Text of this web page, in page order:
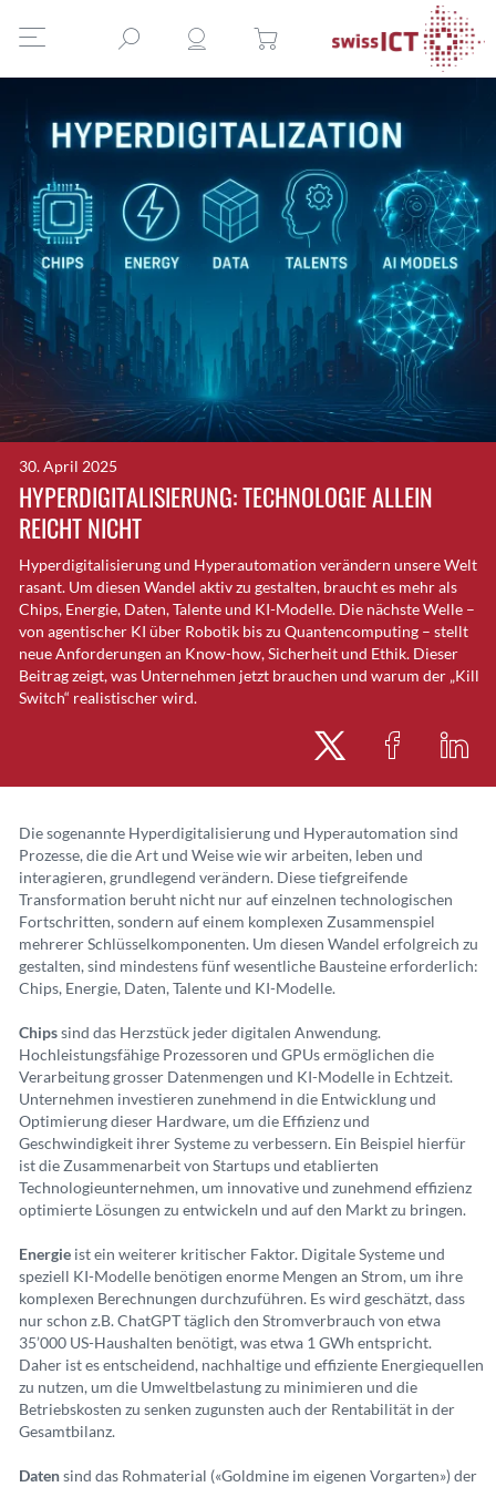
30. April 2025
HYPERDIGITALISIERUNG: TECHNOLOGIE ALLEIN
REICHT NICHT
Hyperdigitalisierung und Hyperautomation verändern unsere Welt
rasant. Um diesen Wandel aktiv zu gestalten, braucht es mehr als
Chips, Energie, Daten, Talente und KI-Modelle. Die nächste Welle –
von agentischer KI über Robotik bis zu Quantencomputing – stellt
neue Anforderungen an Know-how, Sicherheit und Ethik. Dieser
Beitrag zeigt, was Unternehmen jetzt brauchen und warum der „Kill
Switch“ realistischer wird.
Die sogenannte Hyperdigitalisierung und Hyperautomation sind
Prozesse, die die Art und Weise wie wir arbeiten, leben und
interagieren, grundlegend verändern. Diese tiefgreifende
Transformation beruht nicht nur auf einzelnen technologischen
Fortschritten, sondern auf einem komplexen Zusammenspiel
mehrerer Schlüsselkomponenten. Um diesen Wandel erfolgreich zu
gestalten, sind mindestens fünf wesentliche Bausteine erforderlich:
Chips, Energie, Daten, Talente und KI-Modelle.
Chipssind das Herzstück jeder digitalen Anwendung.
Hochleistungsfähige Prozessoren und GPUs ermöglichen die
Verarbeitung grosser Datenmengen und KI-Modelle in Echtzeit.
Unternehmen investieren zunehmend in die Entwicklung und
Optimierung dieser Hardware, um die Effizienz und
Geschwindigkeit ihrer Systeme zu verbessern. Ein Beispiel hierfür
ist die Zusammenarbeit von Startups und etablierten
Technologieunternehmen, um innovative und zunehmend effizienz
optimierte Lösungen zu entwickeln und auf den Markt zu bringen.
Energie ist ein weiterer kritischer Faktor. Digitale Systeme und
speziell KI-Modelle benötigen enorme Mengen an Strom, um ihre
komplexen Berechnungen durchzuführen. Es wird geschätzt, dass
nur schon z.B. ChatGPT täglich den Stromverbrauch von etwa
35’000 US-Haushalten benötigt, was etwa 1 GWh entspricht.
Daher ist es entscheidend, nachhaltige und effiziente Energiequellen
zu nutzen, um die Umweltbelastung zu minimieren und die
Betriebskosten zu senken zugunsten auch der Rentabilität in der
Gesamtbilanz.
Datensind das Rohmaterial («Goldmine im eigenen Vorgarten») der